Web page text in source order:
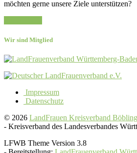
möchten gerne unsere Ziele unterstützen?
Wir sind Mitglied
Impressum
Datenschutz
© 2026 LandFrauen Kreisverband
- Kreisverband des Landesverbandes
LFWB Theme Version 3.8